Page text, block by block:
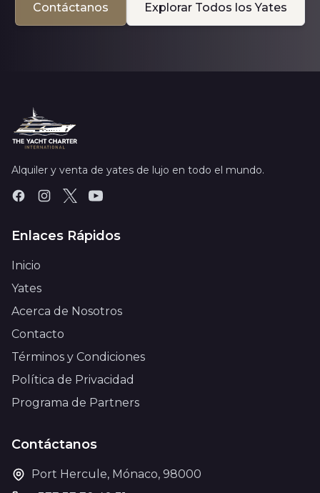
Contáctanos Explorar Todos los Yates
Alquiler y venta de yates de lujo en todo el mundo.
Enlaces Rápidos
Inicio
Yates
Acerca de Nosotros
Contacto
Términos y Condiciones
Política de Privacidad
Programa de Partners
Contáctanos
Port Hercule, Mónaco, 98000